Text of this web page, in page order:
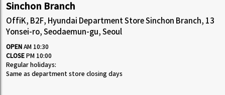
Sinchon Branch
OffiK, B2F, Hyundai Department Store Sinchon Branch, 13
Yonsei-ro, Seodaemun-gu, Seoul
OPEN AM 10:30
CLOSE PM 10:00
Regular holidays:
Same as department store closing days